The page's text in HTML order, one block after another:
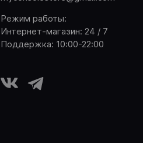
Режим работы:
Интернет-магазин: 24 / 7
Поддержка: 10:00-22:00